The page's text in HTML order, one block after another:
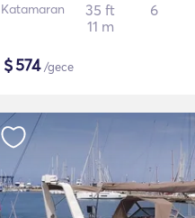
Katamaran
35 ft
11 m
6
$574/gece